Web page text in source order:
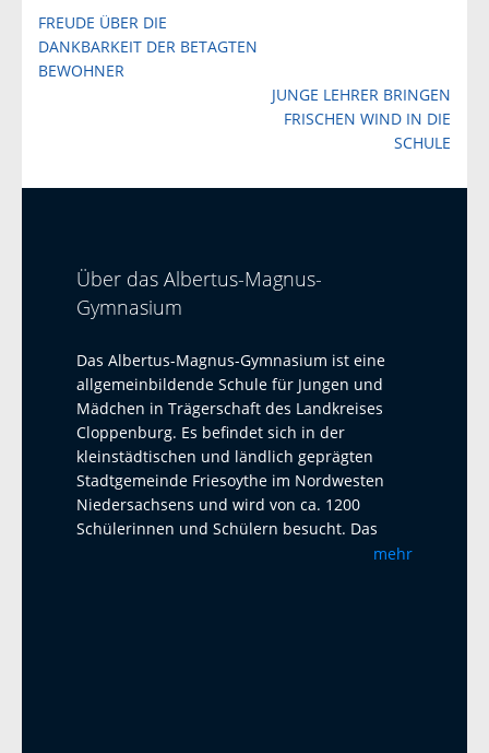
Beitragsnavigation
FREUDE ÜBER DIE
DANKBARKEIT DER BETAGTEN
BEWOHNER
JUNGE LEHRER BRINGEN
FRISCHEN WIND IN DIE
SCHULE
Über das Albertus-Magnus-
Gymnasium
Das Albertus-Magnus-Gymnasium ist eine
allgemeinbildende Schule für Jungen und
Mädchen in Trägerschaft des Landkreises
Cloppenburg. Es befindet sich in der
kleinstädtischen und ländlich geprägten
Stadtgemeinde Friesoythe im Nordwesten
Niedersachsens und wird von ca. 1200
Schülerinnen und Schülern besucht. Das
Albertus-Magnus-Gymnasium ist eine offene
mehr